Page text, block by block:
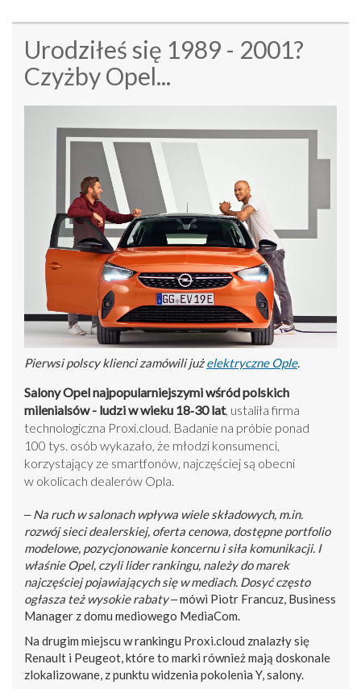
Urodziłeś się 1989 - 2001?
Czyżby Opel...
Pierwsi polscy klienci zamówili jużelektryczne Ople.
Salony Opel najpopularniejszymi wśród polskich
milenialsów - ludzi w wieku 18‑30 lat, ustaliła firma
technologiczna Proxi.cloud. Badanie na próbie ponad
100 tys. osób wykazało, że młodzi konsumenci,
korzystający ze smartfonów, najczęściej są obecni
w okolicach dealerów Opla.
‒ Na ruch w salonach wpływa wiele składowych, m.in.
rozwój sieci dealerskiej, oferta cenowa, dostępne portfolio
modelowe, pozycjonowanie koncernu i siła komunikacji. I
właśnie Opel, czyli lider rankingu, należy do marek
najczęściej pojawiających się w mediach. Dosyć często
ogłasza też wysokie rabaty‒ mówi Piotr Francuz, Business
Manager z domu mediowego MediaCom.
Na drugim miejscu w rankingu Proxi.cloud znalazły się
Renault i Peugeot, które to marki również mają doskonale
zlokalizowane, z punktu widzenia pokolenia Y, salony.